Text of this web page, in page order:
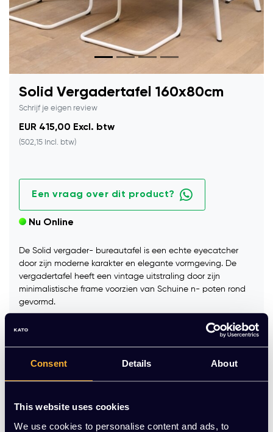
Consent Details About
This website uses cookies
We use cookies to personalise content and ads, to
Solid Vergadertafel 160x80cm
Schrijf je eigen review
EUR 415,00 Excl. btw
(502,15 Incl. btw)
Een vraag over dit product?
Nu Online
De Solid vergader- bureautafel is een echte eyecatcher
door zijn moderne karakter en elegante vormgeving. De
vergadertafel heeft een vintage uitstraling door zijn
minimalistische frame voorzien van Schuine n- poten rond
gevormd.
Op voorraad